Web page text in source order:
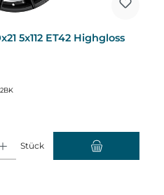
5x112 ET42 Highgloss
Stück